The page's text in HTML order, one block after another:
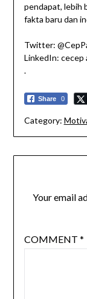
pendapat, lebih
fakta baru dan
Twitter:
LinkedIn: cecep
.
Share 0
Category:
Your email
COMMENT *